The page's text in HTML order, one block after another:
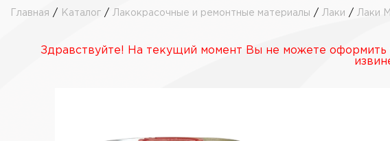
Главная / Каталог / Лакокрасочные и ремонтные материалы / Лаки / Лаки
Здравствуйте! На текущий момент Вы не можете оформить